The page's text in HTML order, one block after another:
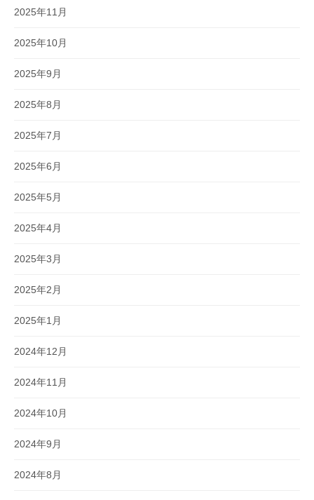
2025年11月
2025年10月
2025年9月
2025年8月
2025年7月
2025年6月
2025年5月
2025年4月
2025年3月
2025年2月
2025年1月
2024年12月
2024年11月
2024年10月
2024年9月
2024年8月